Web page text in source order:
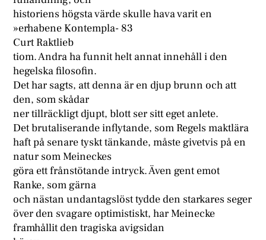
historiens högsta värde skulle hava varit en
»erhabene Kontempla- 83
Curt Raktlieb
tiom. Andra ha funnit helt annat innehåll i den
hegelska filosofin.
Det har sagts, att denna är en djup brunn och att
den, som skådar
ner tillräckligt djupt, blott ser sitt eget anlete.
Det brutaliserande inflytande, som Regels maktlära
haft på senare tyskt tänkande, måste givetvis på en
natur som Meineckes
göra ett frånstötande intryck. Även gent emot
Ranke, som gärna
och nästan undantagslöst tydde den starkares seger
över den svagare optimistiskt, har Meinecke
framhållit den tragiska avigsidan